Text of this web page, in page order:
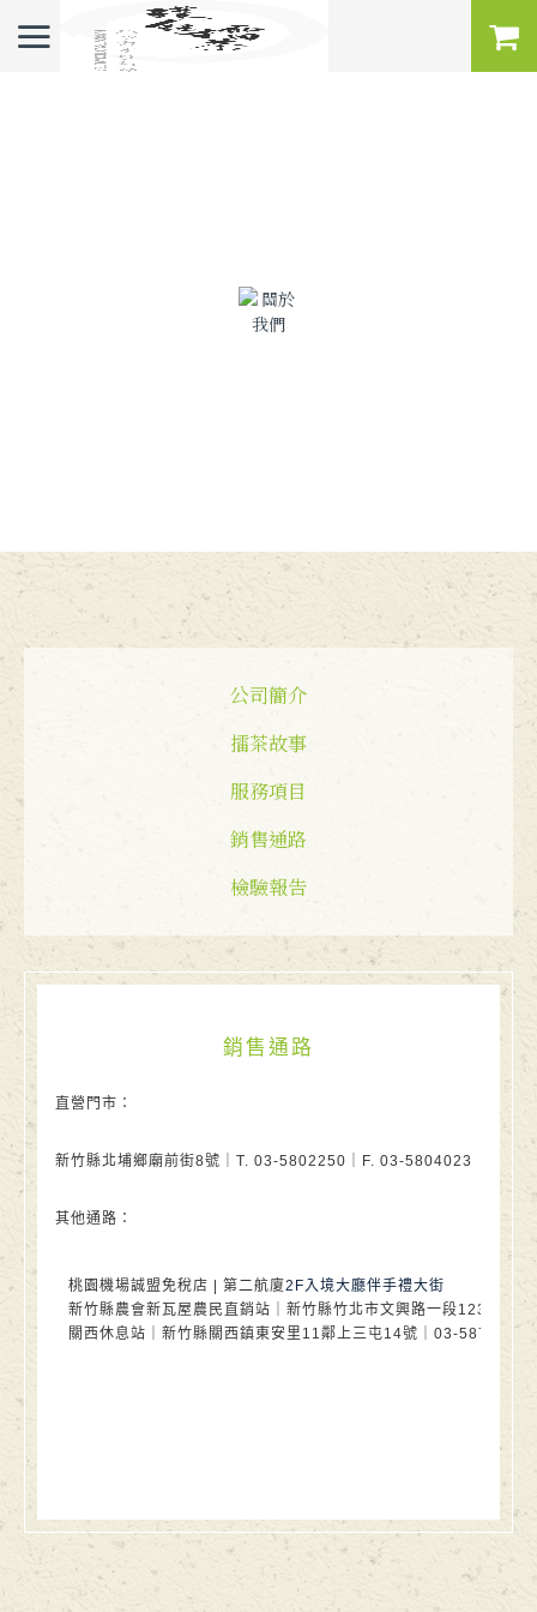
公司簡介
擂茶故事
服務項目
銷售通路
檢驗報告
銷售通路
直營門市：
新竹縣北埔鄉廟前街8號｜T. 03-5802250｜F. 03-5804023
其他通路：
桃園機場誠盟免稅店 | 第二航廈2F 入境大廳伴手禮大街
新竹縣農會新瓦屋農民直銷站 ｜新竹縣竹北市文興路一段123號 新
關西休息站｜新竹縣關西鎮東安里11鄰上三屯14號｜03-5876600